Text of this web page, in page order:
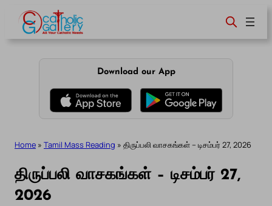
content
Download our App
Home » Tamil Mass Reading » திருப்பலி வாசகங்கள் – டிசம்பர் 27, 2026
திருப்பலி வாசகங்கள் – டிசம்பர் 27,
2026